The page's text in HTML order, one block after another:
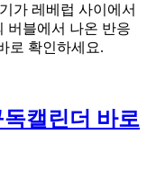
가 레베럽 사이에서
버블에서 나온 반응
로 확인하세요.
캘린더 바로